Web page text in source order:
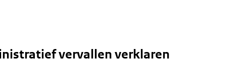
vervallen verklaren